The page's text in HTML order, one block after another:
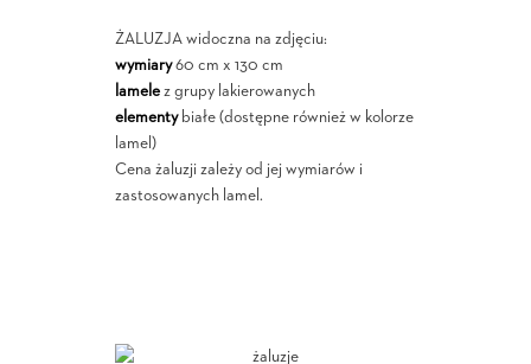
ŻALUZJA widoczna na zdjęciu:
wymiary60 cm x 130 cm
lamelez grupy lakierowanych
elementybiałe (dostępne również w kolorze
lamel)
Cena żaluzji zależy od jej wymiarów i
zastosowanych lamel.